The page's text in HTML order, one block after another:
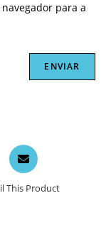
para a
Opens
in
a
new
This Product